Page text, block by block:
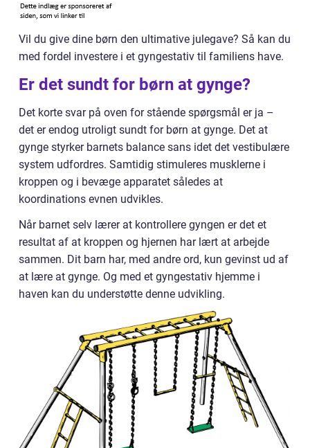
Vil du give dine børn den ultimative julegave? Så kan du
med fordel investere i et gyngestativ til familiens have.
Er det sundt for børn at gynge?
Det korte svar på oven for stående spørgsmål er ja –
det er endog utroligt sundt for børn at gynge. Det at
gynge styrker barnets balance sans idet det vestibulære
system udfordres. Samtidig stimuleres musklerne i
kroppen og i bevæge apparatet således at
koordinations evnen udvikles.
Når barnet selv lærer at kontrollere gyngen er det et
resultat af at kroppen og hjernen har lært at arbejde
sammen. Dit barn har, med andre ord, kun gevinst ud af
at lære at gynge. Og med et gyngestativ hjemme i
haven kan du understøtte denne udvikling.